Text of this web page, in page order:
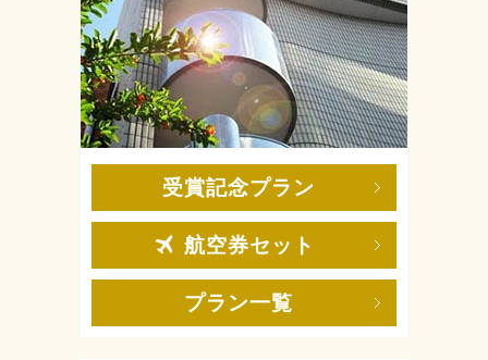
受賞記念プラン
航空券セット
プラン一覧